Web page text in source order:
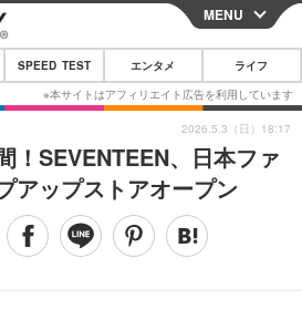
CLOSE
スマートフォン
その他
映画・ドラマ
MENU
SPEED TEST エンタメ ライフ
！SEVENTEEN、日本ファ
アップストアオープン
2026.5.3（日）18:17